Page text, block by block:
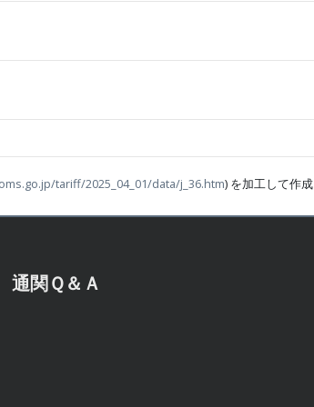
tariff/2025_04_01/data/j_36.htm) を加工して作成
通関Ｑ＆Ａ